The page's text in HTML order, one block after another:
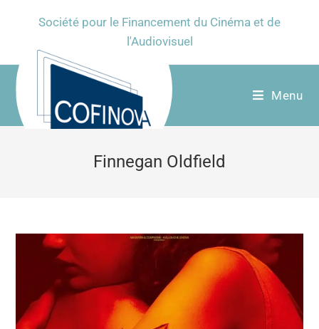
Société pour le Financement du Cinéma et de
l'Audiovisuel
Menu
Finnegan Oldfield